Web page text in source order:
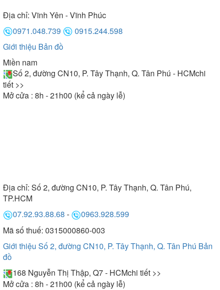
Địa chỉ: Vĩnh Yên - Vĩnh Phúc
0971.048.739
0915.244.598
Giới thiệu Bản đồ
Miền nam
Số 2, đường CN10, P. Tây Thạnh, Q. Tân Phú - HCMchi
tiết >>
Mở cửa : 8h - 21h00 (kể cả ngày lễ)
Địa chỉ: Số 2, đường CN10, P. Tây Thạnh, Q. Tân Phú,
TP.HCM
07.92.93.88.68 -
0963.928.599
Mã số thuế: 0315000860-003
Giới thiệu Số 2, đường CN10, P. Tây Thạnh, Q. Tân Phú Bản
đồ
168 Nguyễn Thị Thập, Q7 - HCMchi tiết >>
Mở cửa : 8h - 21h00 (kể cả ngày lễ)